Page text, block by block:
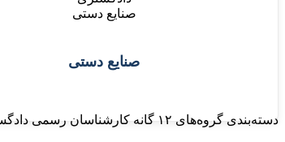
صنایع دستی
دسته‌بندی گروه‌های ۱۲ گانه کارشناسان رسمی دادگستری